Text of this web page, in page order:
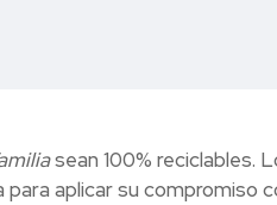
sean 100% reciclables.
aplicar su compromiso